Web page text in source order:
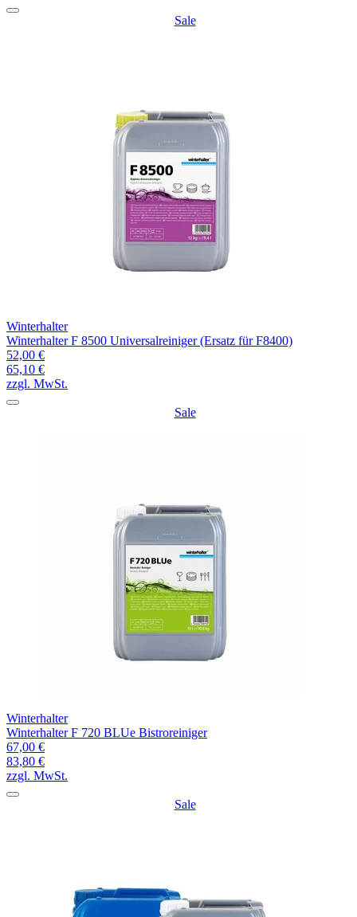
Sale
Winterhalter
Winterhalter F 8500 Universalreiniger (Ersatz für F8400)
52,00 €
65,10 €
zzgl. MwSt.
Sale
Winterhalter
Winterhalter F 720 BLUe Bistroreiniger
67,00 €
83,80 €
zzgl. MwSt.
Sale